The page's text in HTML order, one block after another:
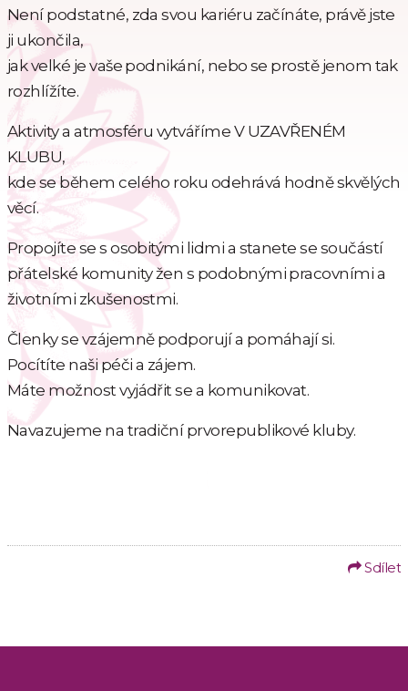
Není podstatné, zda svou kariéru začínáte, právě jste
ji ukončila,
jak velké je vaše podnikání, nebo se prostě jenom tak
rozhlížíte.
Aktivity a atmosféru vytváříme V UZAVŘENÉM
KLUBU,
kde se během celého roku odehrává hodně skvělých
věcí.
Propojíte se s osobitými lidmi a stanete se součástí
přátelské komunity žen s podobnými pracovními a
životními zkušenostmi.
Členky se vzájemně podporují a pomáhají si.
Pocítíte naši péči a zájem.
Máte možnost vyjádřit se a komunikovat.
Navazujeme na tradiční prvorepublikové kluby.
Sdílet